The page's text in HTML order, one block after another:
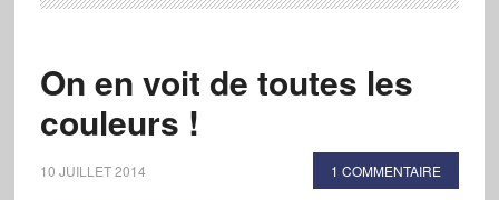
On en voit de toutes les
couleurs !
10 JUILLET 2014 1 COMMENTAIRE